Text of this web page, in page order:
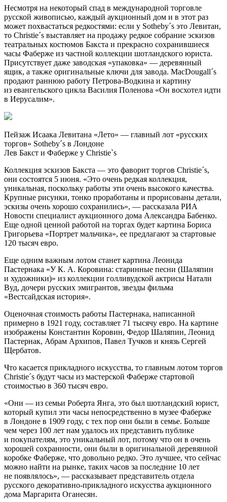
Несмотря на некоторый спад в международной торговле
русской живописью, каждый аукционный дом и в этот раз
может похвастаться редкостями: если у Sotheby´s это Левитан,
то Christie´s выставляет на продажу редкое собрание эскизов
театральных костюмов Бакста и прекрасно сохранившиеся
часы Фаберже из частной коллекции шотландского юриста.
Присутствует даже заводская «упаковка» — деревянный
ящик, а также оригинальные ключи для завода. MacDougall´s
продают раннюю работу Петрова-Водкина и картину
из евангельского цикла Василия Поленова «Он восхотел идти
в Иерусалим».
Пейзаж Исаака Левитана «Лето» — главный лот «русских
торгов» Sotheby´s в Лондоне
Лев Бакст и Фаберже у Christie`s
Коллекция эскизов Бакста — это фаворит торгов Christie´s,
они состоятся 5 июня. «Это очень редкая коллекция,
уникальная, поскольку работы эти очень высокого качества.
Крупные рисунки, тонко проработаны и прорисованы детали,
эскизы очень хорошо сохранились», — рассказала РИА
Новости специалист аукционного дома Александра Бабенко.
Еще одной ценной работой на торгах будет картина Бориса
Григорьева «Портрет мальчика», ее предлагают за стартовые
120 тысяч евро.
Еще одним важным лотом станет картина Леонида
Пастернака «У К. А. Коровина: старинные песни (Шаляпин
и художники)» из коллекции голливудской актрисы Натали
Вуд, дочери русских эмигрантов, звезды фильма
«Вестсайдская история».
Оценочная стоимость работы Пастернака, написанной
примерно в 1921 году, составляет 71 тысячу евро. На картине
изображены Константин Коровин, Федор Шаляпин, Леонид
Пастернак, Абрам Архипов, Павел Тучков и князь Сергей
Щербатов.
Что касается прикладного искусства, то главным лотом торгов
Christie´s будут часы из мастерской Фаберже стартовой
стоимостью в 360 тысяч евро.
«Они — из семьи Роберта Янга, это был шотландский юрист,
который купил эти часы непосредственно в музее Фаберже
в Лондоне в 1909 году, с тех пор они были в семье. Больше
чем через 100 лет нам удалось их представить публике
и покупателям, это уникальный лот, потому что он в очень
хорошей сохранности, они были в оригинальной деревянной
коробке Фаберже, что довольно редко. Это лучшее, что сейчас
можно найти на рынке, таких часов за последние 10 лет
не появлялось», — рассказывает представитель отдела
русского декоративно-прикладного искусства аукционного
дома Маргарита Оганесян.